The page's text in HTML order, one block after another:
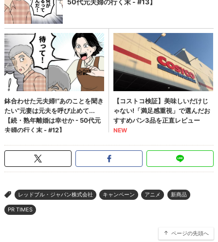
> レッドブル・ジャパン株式会社 キャンペーン アニメ 新商品
PR TIMES
ページの先頭へ